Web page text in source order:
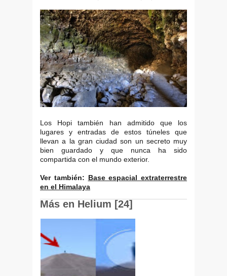
Los Hopi también han admitido que los
lugares y entradas de estos túneles que
llevan a la gran ciudad son un secreto muy
bien guardado y que nunca ha sido
compartida con el mundo exterior.
Ver también: Base espacial extraterrestre
en el Himalaya
Más en Helium [24]